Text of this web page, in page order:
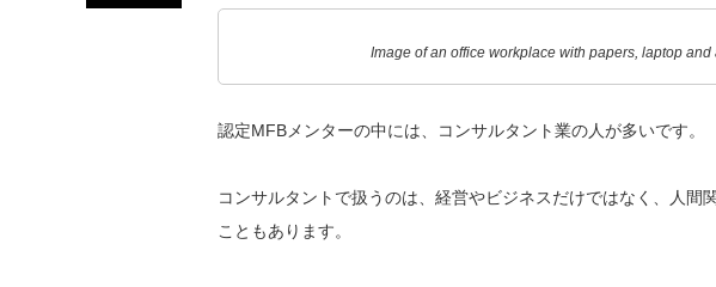
Image of an office workplace with papers, laptop and
認定MFBメンターの中には、コンサルタント業の人が多いです。
コンサルタントで扱うのは、経営やビジネスだけではなく、人間
こともあります。